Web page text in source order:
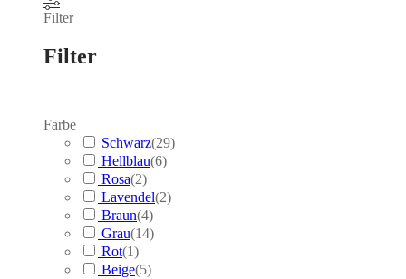
Filter
Filter
Farbe
Schwarz(29)
Hellblau(6)
Rosa(2)
Lavendel(2)
Braun(4)
Grau(14)
Rot(1)
Beige(5)